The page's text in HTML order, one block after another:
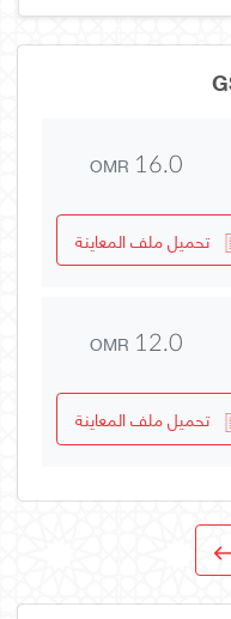
OMR 16.0
تحميل ملف المعاينة
OMR 12.0
تحميل ملف المعاينة